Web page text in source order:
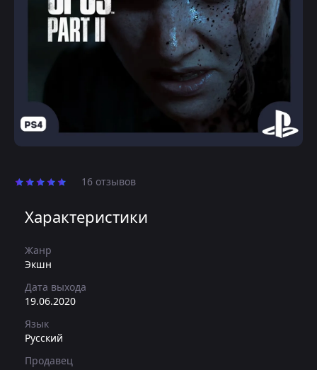
16 отзывов
Характеристики
Жанр
Экшн
Дата выхода
19.06.2020
Язык
Русский
Продавец